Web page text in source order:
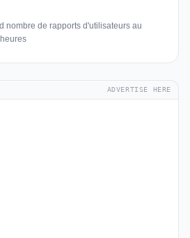
nombre de rapports d'utilisateurs au
ADVERTISE HERE